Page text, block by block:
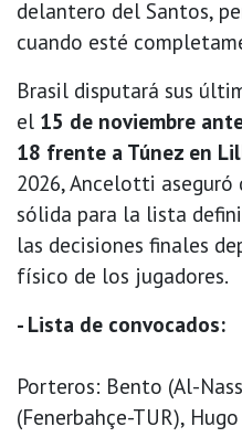
delantero del Santos,
cuando esté
Brasil disputará sus
el 15 de noviembre
18 frente a Túnez en
2026, Ancelotti aseguró
sólida para la lista
las decisiones finales
físico de los jugadores.
- Lista de convocados:
Porteros: Bento (Al-
(Fenerbahçe-TUR),